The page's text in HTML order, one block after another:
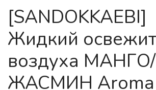
[SANDOKKAEBI]
Жидкий
воздуха МАНГО/
ЖАСМИН Aroma